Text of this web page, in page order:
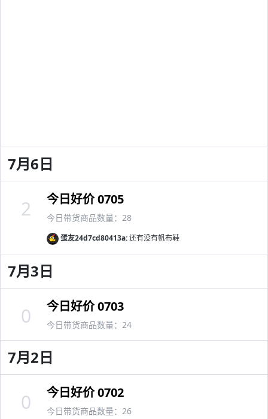
7月6日
今日好价 0705
今日带货商品数量：28
蛋友24d7cd80413a:还有没有帆布鞋
2
7月3日
今日好价 0703
今日带货商品数量：24
0
7月2日
今日好价 0702
今日带货商品数量：26
0